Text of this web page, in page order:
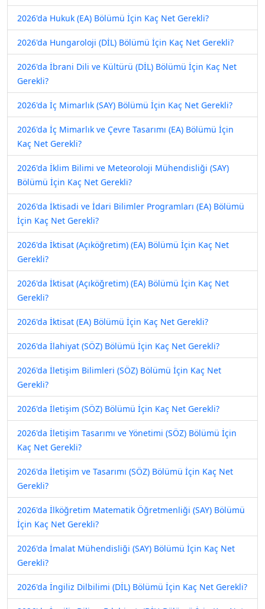
2026'da Hukuk (EA) Bölümü İçin Kaç Net Gerekli?
2026'da Hungaroloji (DİL) Bölümü İçin Kaç Net Gerekli?
2026'da İbrani Dili ve Kültürü (DİL) Bölümü İçin Kaç Net
Gerekli?
2026'da İç Mimarlık (SAY) Bölümü İçin Kaç Net Gerekli?
2026'da İç Mimarlık ve Çevre Tasarımı (EA) Bölümü İçin
Kaç Net Gerekli?
2026'da İklim Bilimi ve Meteoroloji Mühendisliği (SAY)
Bölümü İçin Kaç Net Gerekli?
2026'da İktisadi ve İdari Bilimler Programları (EA) Bölümü
İçin Kaç Net Gerekli?
2026'da İktisat (Açıköğretim) (EA) Bölümü İçin Kaç Net
Gerekli?
2026'da İktisat (Açıköğretim) (EA) Bölümü İçin Kaç Net
Gerekli?
2026'da İktisat (EA) Bölümü İçin Kaç Net Gerekli?
2026'da İlahiyat (SÖZ) Bölümü İçin Kaç Net Gerekli?
2026'da İletişim Bilimleri (SÖZ) Bölümü İçin Kaç Net
Gerekli?
2026'da İletişim (SÖZ) Bölümü İçin Kaç Net Gerekli?
2026'da İletişim Tasarımı ve Yönetimi (SÖZ) Bölümü İçin
Kaç Net Gerekli?
2026'da İletişim ve Tasarımı (SÖZ) Bölümü İçin Kaç Net
Gerekli?
2026'da İlköğretim Matematik Öğretmenliği (SAY) Bölümü
İçin Kaç Net Gerekli?
2026'da İmalat Mühendisliği (SAY) Bölümü İçin Kaç Net
Gerekli?
2026'da İngiliz Dilbilimi (DİL) Bölümü İçin Kaç Net Gerekli?